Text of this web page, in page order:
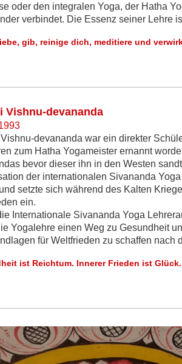
oder den integralen Yoga, der Hatha
verbindet. Die Essenz seiner Lehre
gib, reinige dich, meditiere und
Vishnu-devananda
devananda war ein direkter
zum Hatha Yogameister ernannt
bevor dieser ihn in den Westen
der internationalen Sivananda
setzte sich während des Kalten
ein.
Internationale Sivananda Yoga
Yogalehre einen Weg zu Gesundheit
für Weltfrieden zu schaffen nach
ist Reichtum. Innerer Frieden ist